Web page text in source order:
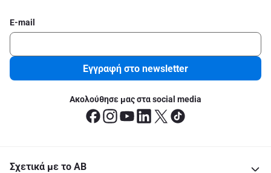
E-mail
Εγγραφή στο newsletter
Ακολούθησε μας στα social media
Σχετικά με το ΑΒ